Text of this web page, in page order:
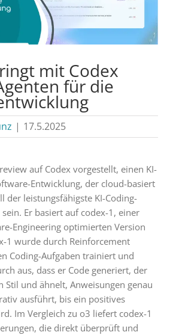
mit Codex
für die
| 17.5.2025
auf Codex vorgestellt, einen KI-
Entwicklung, der cloud-basiert
der leistungsfähigste KI-Coding-
Er basiert auf codex-1, einer
Engineering optimierten Version
1 wurde durch Reinforcement
Coding-Aufgaben trainiert und
aus, dass er Code generiert, der
Stil und ähnelt, Anweisungen genau
ausführt, bis ein positives
Im Vergleich zu o3 liefert codex-1
die direkt überprüft und